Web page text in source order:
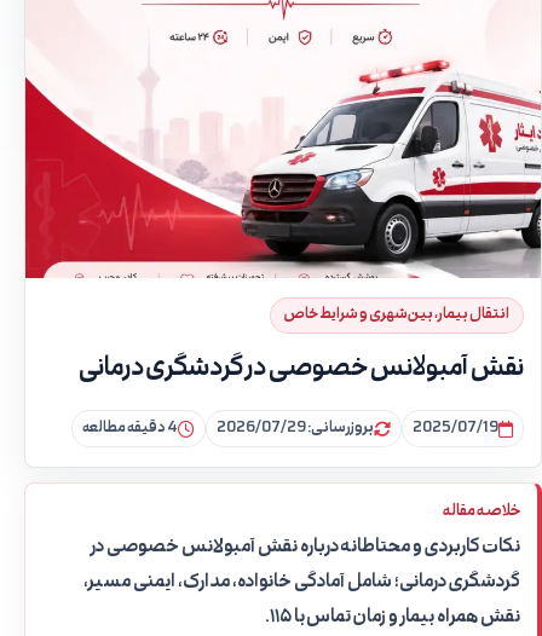
انتقال بیمار، بین‌شهری و شرایط خاص
نقش آمبولانس خصوصی در گردشگری درمانی
2025/07/19 بروزرسانی: 2026/07/29 4 دقیقه مطالعه
خلاصه مقاله
نکات کاربردی و محتاطانه درباره نقش آمبولانس خصوصی در
گردشگری درمانی؛ شامل آمادگی خانواده، مدارک، ایمنی مسیر،
نقش همراه بیمار و زمان تماس با ۱۱۵.